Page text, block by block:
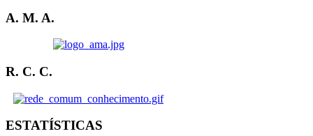
A. M. A.
R. C. C.
ESTATÍSTICAS